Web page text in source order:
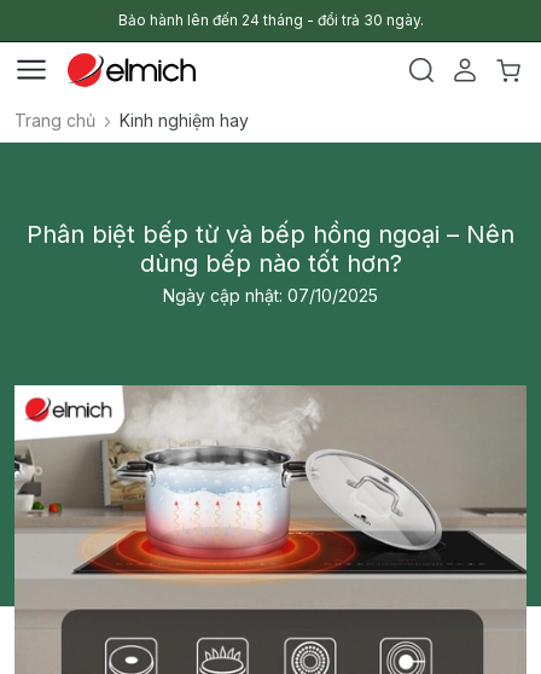
Bảo hành lên đến 24 tháng - đổi trả 30 ngày.
Trang chủ Kinh nghiệm hay
Phân biệt bếp từ và bếp hồng ngoại – Nên
dùng bếp nào tốt hơn?
Ngày cập nhật: 07/10/2025